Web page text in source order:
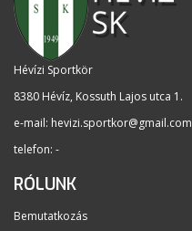
Hévízi Sportkör
8380 Hévíz, Kossuth Lajos utca 1 .
e-mail: hevizi.sportkor@gmail.com
telefon: -
RÓLUNK
Bemutatkozás